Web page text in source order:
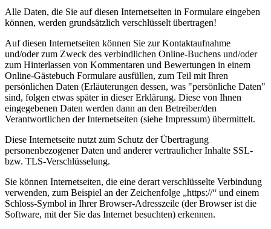
Alle Daten, die Sie auf diesen Internetseiten in Formulare eingeben
können, werden grundsätzlich verschlüsselt übertragen!
Auf diesen Internetseiten können Sie zur Kontaktaufnahme
und/oder zum Zweck des verbindlichen Online-Buchens und/oder
zum Hinterlassen von Kommentaren und Bewertungen in einem
Online-Gästebuch Formulare ausfüllen, zum Teil mit Ihren
persönlichen Daten (Erläuterungen dessen, was "persönliche Daten"
sind, folgen etwas später in dieser Erklärung. Diese von Ihnen
eingegebenen Daten werden dann an den Betreiber/den
Verantwortlichen der Internetseiten (siehe Impressum) übermittelt.
Diese Internetseite nutzt zum Schutz der Übertragung
personenbezogener Daten und anderer vertraulicher Inhalte SSL-
bzw. TLS-Verschlüsselung.
Sie können Internetseiten, die eine derart verschlüsselte Verbindung
verwenden, zum Beispiel an der Zeichenfolge „https://“ und einem
Schloss-Symbol in Ihrer Browser-Adresszeile (der Browser ist die
Software, mit der Sie das Internet besuchten) erkennen.